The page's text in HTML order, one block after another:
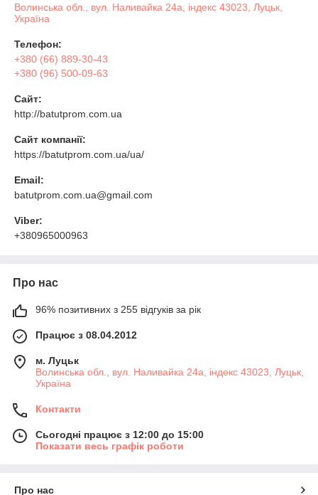
Волинська обл., вул. Наливайка 24а, індекс 43023, Луцьк,
Україна
Телефон:
+380 (66) 889-30-43
+380 (96) 500-09-63
Сайт:
http://batutprom.com.ua
Сайт компанії:
https://batutprom.com.ua/ua/
Email:
batutprom.com.ua@gmail.com
Viber:
+380965000963
Про нас
96% позитивних з 255 відгуків за рік
Працює з 08.04.2012
м. Луцьк
Волинська обл., вул. Наливайка 24а, індекс 43023, Луцьк,
Україна
Контакти
Сьогодні працює з 12:00 до 15:00
Показати весь графік роботи
Про нас